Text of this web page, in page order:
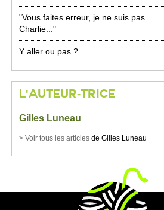
"Vous faites erreur, je ne suis pas
Charlie..."
Y aller ou pas ?
L'AUTEUR-TRICE
Gilles Luneau
> Voir tous les articles deGilles Luneau